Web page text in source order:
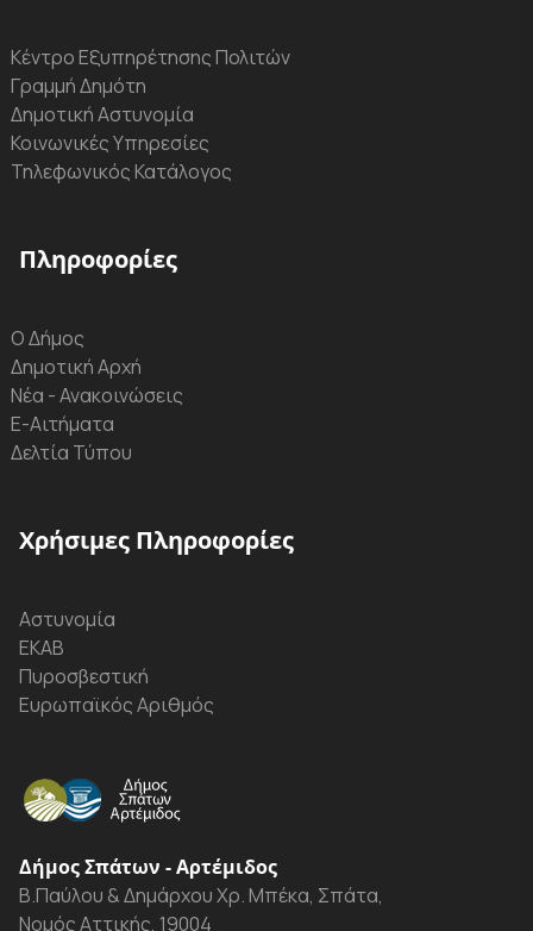
Κέντρο Εξυπηρέτησης Πολιτών
Γραμμή Δημότη
Δημοτική Αστυνομία
Κοινωνικές Υπηρεσίες
Τηλεφωνικός Κατάλογος
Πληροφορίες
Ο Δήμος
Δημοτική Αρχή
Νέα - Ανακοινώσεις
Ε-Αιτήματα
Δελτία Τύπου
Χρήσιμες Πληροφορίες
Αστυνομία
ΕΚΑΒ
Πυροσβεστική
Ευρωπαϊκός Αριθμός
Δήμος Σπάτων - Αρτέμιδος
Β.Παύλου & Δημάρχου Χρ. Μπέκα, Σπάτα,
Νομός Αττικής, 19004